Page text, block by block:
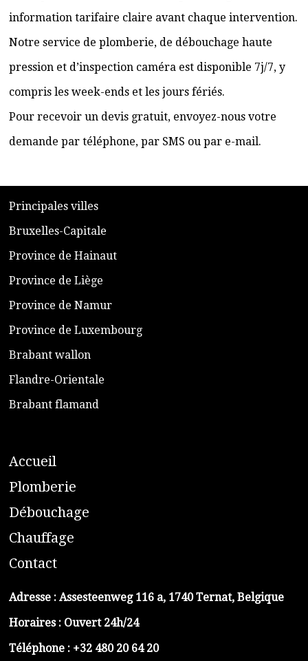
information tarifaire claire avant chaque intervention.
Notre service de plomberie, de débouchage haute
pression et d’inspection caméra est disponible 7j/7, y
compris les week-ends et les jours fériés.
Pour recevoir un devis gratuit, envoyez-nous votre
demande par téléphone, par SMS ou par e-mail.
​Principales villes
​Bruxelles-Capitale
​Province de Hainaut
Province de Liège
​Province de Namur
​Province de Luxembourg
​Brabant wallon
​Flandre-Orientale
​Brabant flamand
Accueil
​Plomberie
Débouchage
Chauffage
Contact
Adresse : Assesteenweg 116 a, 1740 Ternat, Belgique
Horaires : Ouvert 24h/24
Téléphone : +32 480 20 64 20